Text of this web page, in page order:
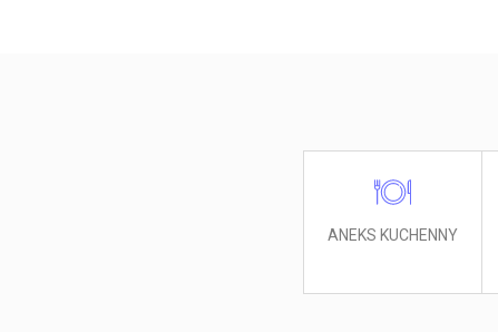
ANEKS KUCHENNY